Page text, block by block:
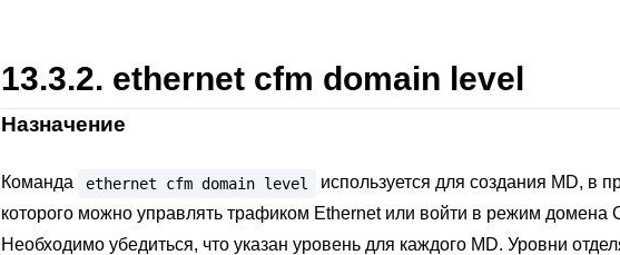
13.3.2. ethernet cfm domain level
Назначение
Команда ethernet cfm domain level
используется для создания MD, в
которого можно управлять трафиком Ethernet или войти в режим домена
Необходимо убедиться, что указан уровень для каждого MD. Уровни